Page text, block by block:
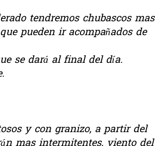
tendremos chubascos mas
pueden ir acompañados de
se dará al final del día.
y con granizo, a partir del